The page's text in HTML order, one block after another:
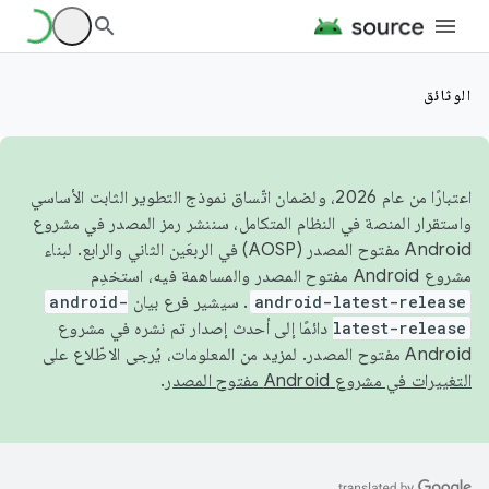
الوثائق
اعتبارًا من عام 2026، ولضمان اتّساق نموذج التطوير الثابت الأساسي
واستقرار المنصة في النظام المتكامل، سننشر رمز المصدر في مشروع
Android مفتوح المصدر (AOSP) في الربعَين الثاني والرابع. لبناء
مشروع Android مفتوح المصدر والمساهمة فيه، استخدِم
android-latest-release . سيشير فرع بيان android-
latest-release دائمًا إلى أحدث إصدار تم نشره في مشروع
Android مفتوح المصدر. لمزيد من المعلومات، يُرجى الاطّلاع على
التغييرات في مشروع Android مفتوح المصدر
.